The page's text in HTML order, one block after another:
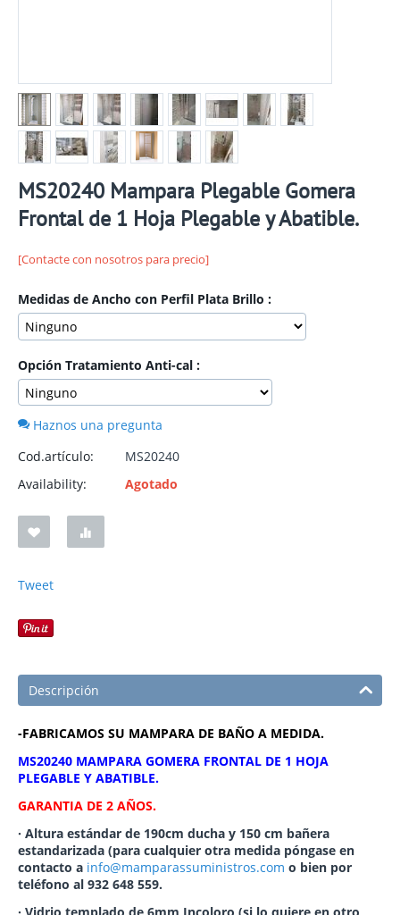
MS20240 Mampara Plegable Gomera
Frontal de 1 Hoja Plegable y Abatible.
[Contacte con nosotros para precio]
Medidas de Ancho con Perfil Plata Brillo :
Opción Tratamiento Anti-cal :
Haznos una pregunta
Cod.artículo:
MS20240
Availability:
Agotado
Tweet
Descripción
-FABRICAMOS SU MAMPARA DE BAÑO A MEDIDA.
MS20240 MAMPARA GOMERA FRONTAL DE 1 HOJA
PLEGABLE Y ABATIBLE.
GARANTIA DE 2 AÑOS.
· Altura estándar de 190cm ducha y 150 cm bañera
estandarizada (para cualquier otra medida póngase en
contacto a info@mamparassuministros.com o bien por
teléfono al 932 648 559.
· Vidrio templado de 6mm Incoloro (si lo quiere en otro